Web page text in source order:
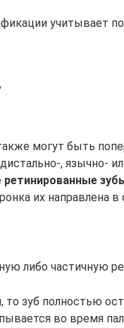
учитывает
могут быть
, язычно-
ретинированные
их направлена
либо частичную
то зуб полностью
во время